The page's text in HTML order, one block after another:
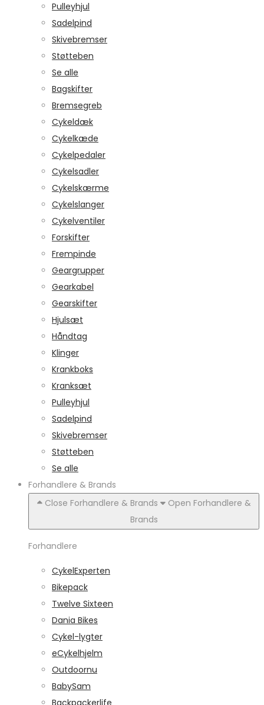
Pulleyhjul
Sadelpind
Skivebremser
Støtteben
Se alle
Bagskifter
Bremsegreb
Cykeldæk
Cykelkæde
Cykelpedaler
Cykelsadler
Cykelskærme
Cykelslanger
Cykelventiler
Forskifter
Frempinde
Geargrupper
Gearkabel
Gearskifter
Hjulsæt
Håndtag
Klinger
Krankboks
Kranksæt
Pulleyhjul
Sadelpind
Skivebremser
Støtteben
Se alle
Forhandlere & Brands
Close Forhandlere & Brands
Open Forhandlere &
Brands
Forhandlere
CykelExperten
Bikepack
Twelve Sixteen
Dania Bikes
Cykel-lygter
eCykelhjelm
Outdoornu
BabySam
Backpackerlife